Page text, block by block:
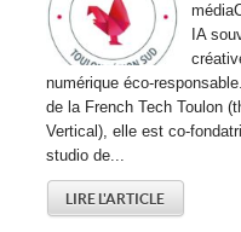
IA
numérique éco-
de la French Tech Toulon
Vertical), elle est co-
studio de...
LIRE L'ARTICLE